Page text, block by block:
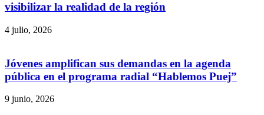
visibilizar la realidad de la región
4 julio, 2026
Jóvenes amplifican sus demandas en la agenda
pública en el programa radial “Hablemos Puej”
9 junio, 2026